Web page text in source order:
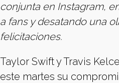
conjunta en Instagram,
a fans y desatando una
felicitaciones.
Taylor Swift y Travis
este martes su